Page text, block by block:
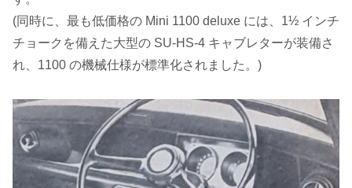
(同時に、最も低価格の Mini 1100 deluxe には、1½ インチ
チョークを備えた大型の SU-HS-4 キャブレターが装備さ
れ、1100 の機械仕様が標準化されました。)